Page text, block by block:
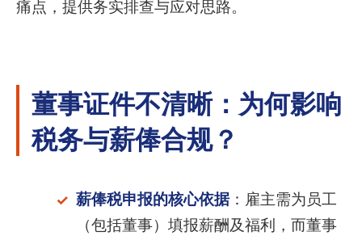
痛点，提供务实排查与应对思路。
董事证件不清晰：为何影响
税务与薪俸合规？
薪俸税申报的核心依据：雇主需为员工
（包括董事）填报薪酬及福利，而董事